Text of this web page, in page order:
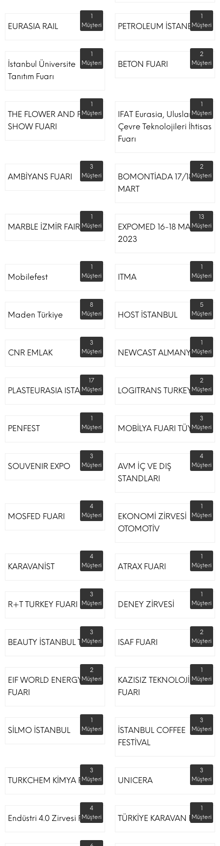
EURASIA RAIL
1
Müşteri
PETROLEUM İSTANBUL
1
Müşteri
İstanbul Üniversite
Tanıtım Fuarı
1
Müşteri
BETON FUARI
2
Müşteri
THE FLOWER AND PLANT
SHOW FUARI
1
Müşteri
IFAT Eurasia, Uluslararası
Çevre Teknolojileri İhtisas
Fuarı
1
Müşteri
AMBİYANS FUARI
3
Müşteri
BOMONTİADA 17/18
MART
2
Müşteri
MARBLE İZMİR FAIR
1
Müşteri
EXPOMED 16-18 MART
2023
13
Müşteri
Mobilefest
1
Müşteri
ITMA
1
Müşteri
Maden Türkiye
8
Müşteri
HOST İSTANBUL
5
Müşteri
CNR EMLAK
3
Müşteri
NEWCAST ALMANYA
1
Müşteri
PLASTEURASIA ISTANBUL
17
Müşteri
LOGITRANS TURKEY
2
Müşteri
PENFEST
1
Müşteri
MOBİLYA FUARI TÜYAP
3
Müşteri
SOUVENIR EXPO
3
Müşteri
AVM İÇ VE DIŞ
STANDLARI
4
Müşteri
MOSFED FUARI
4
Müşteri
EKONOMİ ZİRVESİ
OTOMOTİV
1
Müşteri
KARAVANİST
4
Müşteri
ATRAX FUARI
1
Müşteri
R+T TURKEY FUARI
3
Müşteri
DENEY ZİRVESİ
1
Müşteri
BEAUTY İSTANBUL TÜYAP
3
Müşteri
ISAF FUARI
2
Müşteri
EIF WORLD ENERGY
FUARI
2
Müşteri
KAZISIZ TEKNOLOJİLER
FUARI
1
Müşteri
SİLMO İSTANBUL
1
Müşteri
İSTANBUL COFFEE
FESTİVAL
3
Müşteri
TURKCHEM KİMYA FUARI
3
Müşteri
UNICERA
3
Müşteri
Endüstri 4.0 Zirvesi Fuarı
4
Müşteri
TÜRKİYE KARAVAN FUARI
1
Müşteri